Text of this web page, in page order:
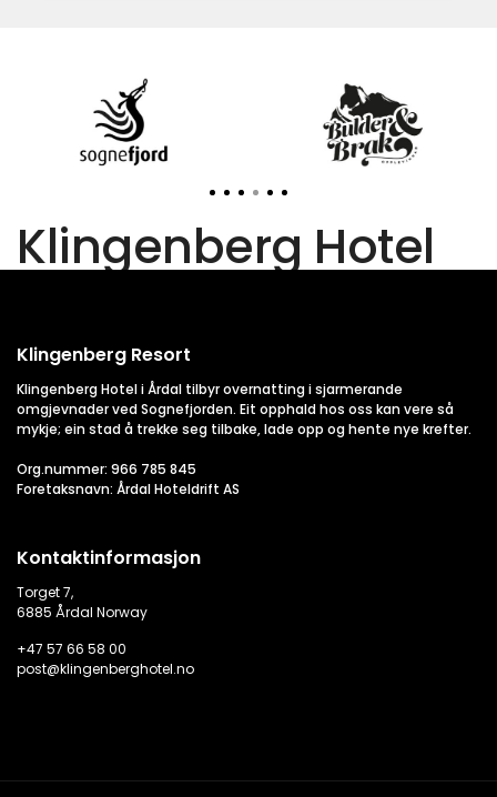
Klingenberg Hotel
Klingenberg Resort
Klingenberg Hotel i Årdal tilbyr overnatting i sjarmerande
omgjevnader ved Sognefjorden. Eit opphald hos oss kan vere så
mykje; ein stad å trekke seg tilbake, lade opp og hente nye krefter.
Org.nummer: 966 785 845
Foretaksnavn: Årdal Hoteldrift AS
Kontaktinformasjon
Torget 7,
6885 Årdal Norway
+47 57 66 58 00
post@klingenberghotel.no